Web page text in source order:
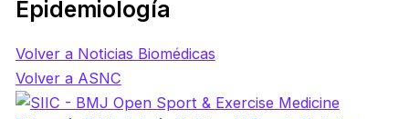
Epidemiología
Volver a Noticias Biomédicas
Volver a ASNC